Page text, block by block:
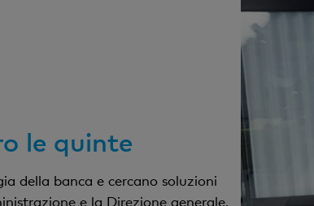
le quinte
della banca e cercano soluzioni
e la Direzione generale.